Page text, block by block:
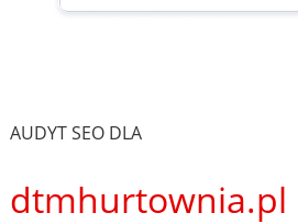
AUDYT SEO DLA
dtmhurtownia.pl